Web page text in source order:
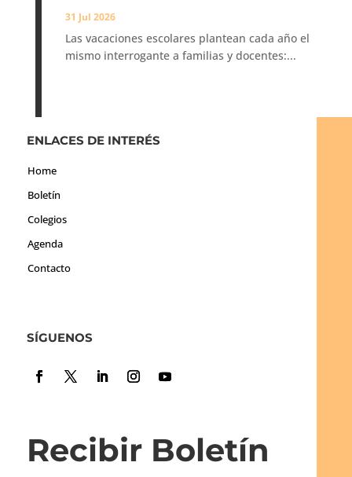
31 Jul 2026
Las vacaciones escolares plantean cada año el
mismo interrogante a familias y docentes:...
ENLACES DE INTERÉS
Home
Boletín
Colegios
Agenda
Contacto
SÍGUENOS
Recibir Boletín